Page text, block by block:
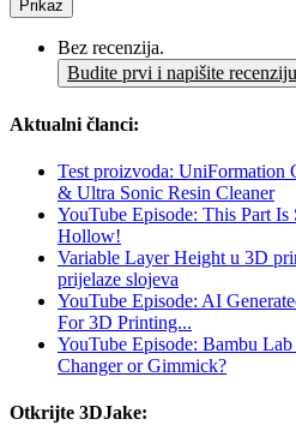
Prikaz
Bez recenzija.
Budite prvi i napišite
Aktualni članci:
Test proizvoda: UniFormation
& Ultra Sonic Resin Cleaner
YouTube Episode: This Part
Hollow!
Variable Layer Height u 3D
prijelaze slojeva
YouTube Episode: AI
For 3D Printing...
YouTube Episode: Bambu
Changer or Gimmick?
Otkrijte 3DJake: